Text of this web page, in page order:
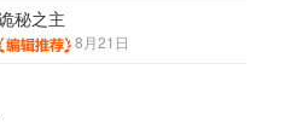
秘之主
8月21日